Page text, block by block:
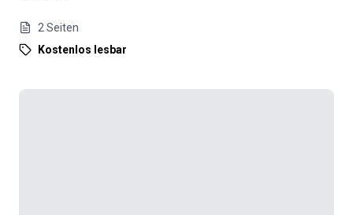
2 Seiten
Kostenlos lesbar